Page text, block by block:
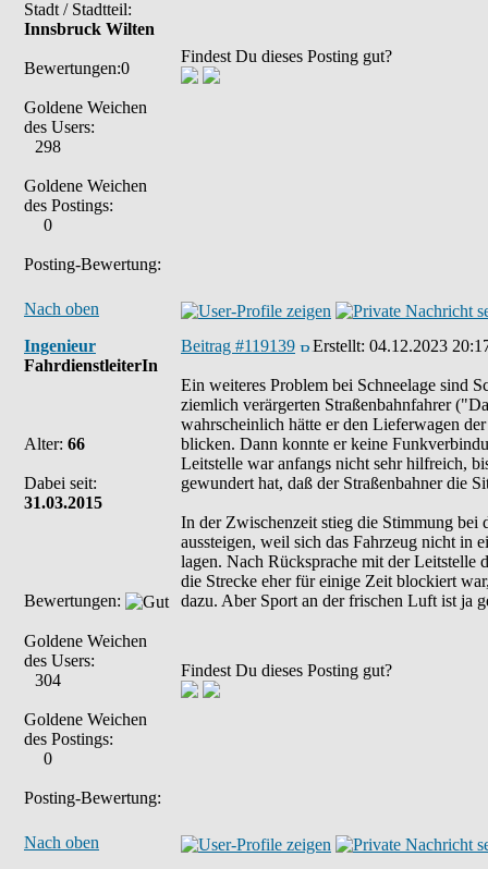
Stadt / Stadtteil:
Innsbruck Wilten
Bewertungen:0
Goldene Weichen
des Users:
298
Goldene Weichen
des Postings:
0
Posting-Bewertung:
Findest Du dieses Posting gut?
Nach oben
Ingenieur
FahrdienstleiterIn
Alter: 66
Dabei seit:
31.03.2015
Bewertungen:
Goldene Weichen
des Users:
304
Goldene Weichen
des Postings:
0
Posting-Bewertung:
Beitrag #119139 Erstellt: 04.12.2023
Ein weiteres Problem bei Schneelage sind
ziemlich verärgerten Straßenbahnfahrer
wahrscheinlich hätte er den Lieferwagen
blicken. Dann konnte er keine
Leitstelle war anfangs nicht sehr hilfreich,
gewundert hat, daß der Straßenbahner die
In der Zwischenzeit stieg die Stimmung bei
aussteigen, weil sich das Fahrzeug nicht in
lagen. Nach Rücksprache mit der Leitstelle
die Strecke eher für einige Zeit blockiert
dazu. Aber Sport an der frischen Luft ist ja
Findest Du dieses Posting gut?
Nach oben